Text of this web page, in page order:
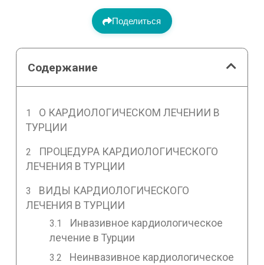
Поделиться
Содержание
О КАРДИОЛОГИЧЕСКОМ ЛЕЧЕНИИ В
ТУРЦИИ
ПРОЦЕДУРА КАРДИОЛОГИЧЕСКОГО
ЛЕЧЕНИЯ В ТУРЦИИ
ВИДЫ КАРДИОЛОГИЧЕСКОГО
ЛЕЧЕНИЯ В ТУРЦИИ
Инвазивное кардиологическое
лечение в Турции
Неинвазивное кардиологическое